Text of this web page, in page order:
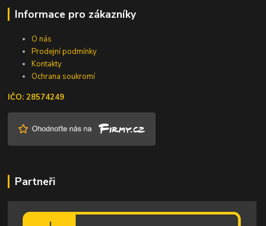
Informace pro zákazníky
O nás
Prodejní podmínky
Kontakty
Ochrana soukromí
IČO: 28574249
Partneři